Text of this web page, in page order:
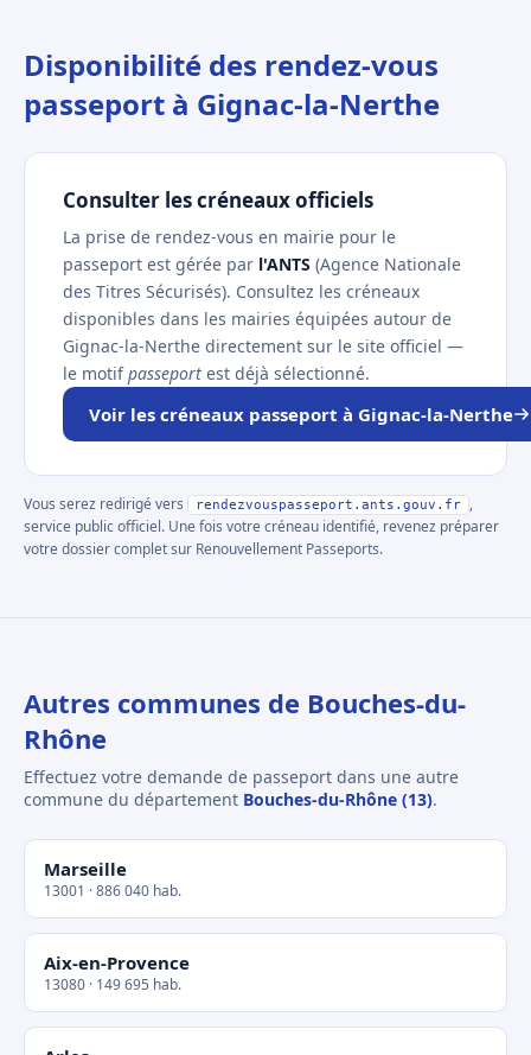
Disponibilité des rendez-vous
passeport à Gignac-la-Nerthe
Consulter les créneaux officiels
La prise de rendez-vous en mairie pour le
passeport est gérée par l'ANTS (Agence Nationale
des Titres Sécurisés). Consultez les créneaux
disponibles dans les mairies équipées autour de
Gignac-la-Nerthe directement sur le site officiel —
le motifpasseport est déjà sélectionné.
Voir les créneaux passeport à Gignac-la-Nerthe
Vous serez redirigé vers rendezvouspasseport.ants.gouv.fr
,
service public officiel. Une fois votre créneau identifié, revenez préparer
votre dossier complet sur Renouvellement Passeports.
Autres communes de Bouches-du-
Rhône
Effectuez votre demande de passeport dans une autre
commune du département Bouches-du-Rhône (13).
Marseille
13001 · 886 040 hab.
Aix-en-Provence
13080 · 149 695 hab.